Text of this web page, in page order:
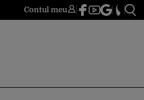
Contul meu